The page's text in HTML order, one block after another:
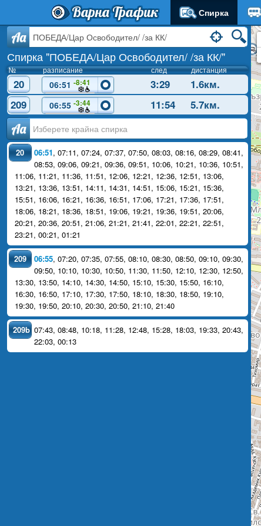
Варна Трафик Спирка
Aa
Спирка "ПОБЕДА/Цар Освободител/ /за КК/"
№ разписание след дистанция
20 06:51-8:41 3:29
1.6км.
209
06:55-3:44 11:54 5.7км.
Аа
20 06:51, 07:11, 07:24, 07:37, 07:50, 08:03, 08:16, 08:29, 08:41,
08:53, 09:06, 09:21, 09:36, 09:51, 10:06, 10:21, 10:36, 10:51,
11:06, 11:21, 11:36, 11:51, 12:06, 12:21, 12:36, 12:51, 13:06,
13:21, 13:36, 13:51, 14:11, 14:31, 14:51, 15:06, 15:21, 15:36,
15:51, 16:06, 16:21, 16:36, 16:51, 17:06, 17:21, 17:36, 17:51,
18:06, 18:21, 18:36, 18:51, 19:06, 19:21, 19:36, 19:51, 20:06,
20:21, 20:36, 20:51, 21:06, 21:21, 21:41, 22:01, 22:21, 22:51,
23:21, 00:21, 01:21
209 06:55, 07:20, 07:35, 07:55, 08:10, 08:30, 08:50, 09:10, 09:30,
09:50, 10:10, 10:30, 10:50, 11:30, 11:50, 12:10, 12:30, 12:50,
13:30, 13:50, 14:10, 14:30, 14:50, 15:10, 15:30, 15:50, 16:10,
16:30, 16:50, 17:10, 17:30, 17:50, 18:10, 18:30, 18:50, 19:10,
19:30, 19:50, 20:10, 20:30, 20:50, 21:10, 21:40
209b 07:43, 08:48, 10:18, 11:28, 12:48, 15:28, 18:03, 19:33, 20:43,
22:03, 00:13